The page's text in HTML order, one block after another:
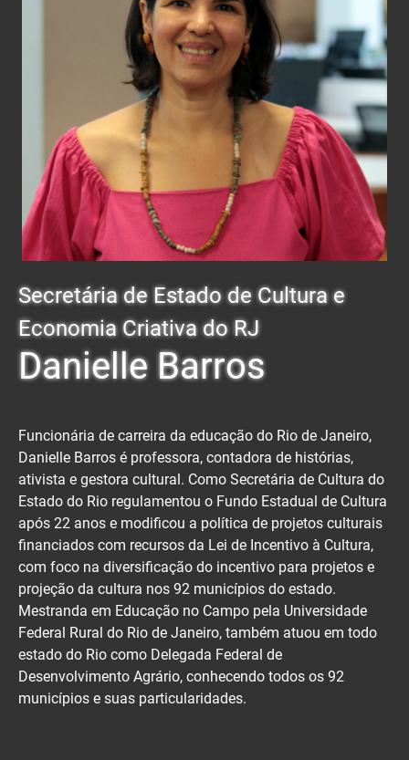
Secretária de Estado de Cultura e
Economia Criativa do RJ
Danielle Barros
Funcionária de carreira da educação do Rio de Janeiro,
Danielle Barros é professora, contadora de histórias,
ativista e gestora cultural. Como Secretária de Cultura do
Estado do Rio regulamentou o Fundo Estadual de Cultura
após 22 anos e modificou a política de projetos culturais
financiados com recursos da Lei de Incentivo à Cultura,
com foco na diversificação do incentivo para projetos e
projeção da cultura nos 92 municípios do estado.
Mestranda em Educação no Campo pela Universidade
Federal Rural do Rio de Janeiro, também atuou em todo
estado do Rio como Delegada Federal de
Desenvolvimento Agrário, conhecendo todos os 92
municípios e suas particularidades.